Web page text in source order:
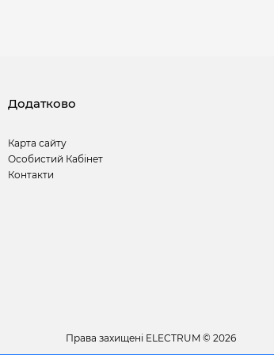
Додатково
Карта сайту
Особистий Кабінет
Контакти
Права захищеніELECTRUM © 2026